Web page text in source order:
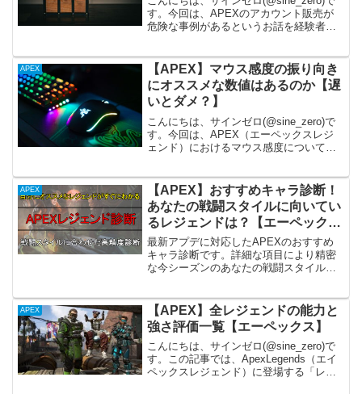
す。今回は、APEXのアカウント販売が
危険な事例があるというお話を経験者の
引を行ったとしても、普通に詐欺行為が
行われてし...
APEX
【APEX】マウス感度の振り向き
にオススメな数値はあるのか【遅
いとダメ？】
こんにちは、サインゼロ(@sine_zero)で
す。今回は、APEX（エーペックスレジ
ェンド）におけるマウス感度について、
感度や振り向きはいくつですか？」とい
うコメン...
APEX
【APEX】おすすめキャラ診断！
あなたの戦闘スタイルに向いてい
るレジェンドは？【エーペックス
レジェンズ】
最新アプデに対応したAPEXのおすすめ
キャラ診断です。詳細な項目により精密
な今シーズンのあなたの戦闘スタイルに
APEX
【APEX】全レジェンドの能力と
強さ評価一覧【エーペックス】
こんにちは、サインゼロ(@sine_zero)で
す。この記事では、ApexLegends（エイ
ペックスレジェンド）に登場する「レジ